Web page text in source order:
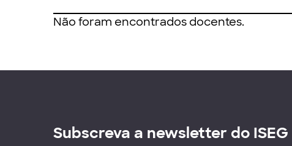
Não foram encontrados docentes.
Subscreva a newsletter do ISEG